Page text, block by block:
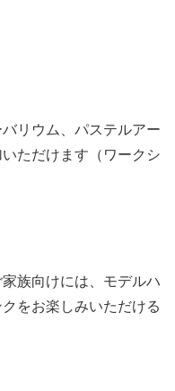
リウム、パステルアー
ただけます（ワークシ
族向けには、モデルハ
をお楽しみいただける